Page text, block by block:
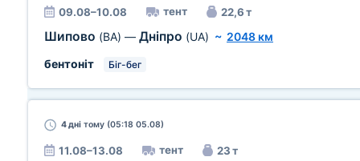
09.08–10.08 тент 22,6 т
Шипово (BA) — Дніпро (UA) ~ 2048 км
бентоніт
Біг-бег
4 дні тому (05:18 05.08)
11.08–13.08 тент 23 т